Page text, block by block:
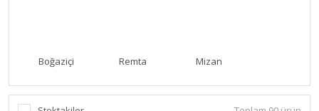
Boğaziçi Remta Mizan